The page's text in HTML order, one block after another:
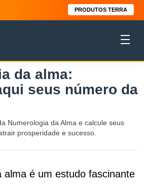
PRODUTOS TERRA
da alma:
seus número da
Numerologia da Alma e calcule seus
prosperidade e sucesso.
alma é um estudo fascinante